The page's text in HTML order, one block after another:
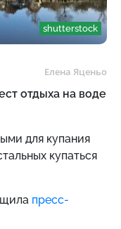
shutterstock
Елена Яценьо
отдыха на воде
для купания
купаться
пресс-